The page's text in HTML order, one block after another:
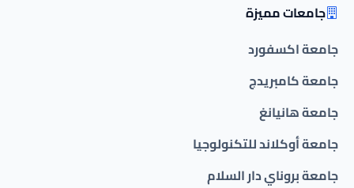
جامعات مميزة
جامعة اكسفورد
جامعة كامبريدج
جامعة هانيانغ
جامعة أوكلاند للتكنولوجيا
جامعة بروناي دار السلام